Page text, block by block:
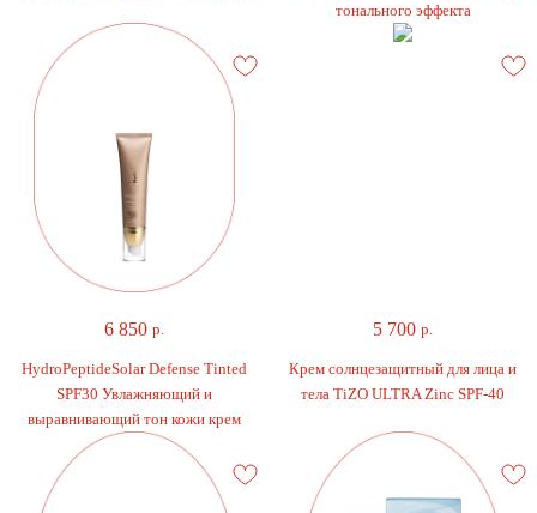
тонального эффекта
6 850 р.
HydroPeptideSolar Defense Tinted
SPF30 Увлажняющий и
выравнивающий тон кожи крем
5 700 р.
Крем солнцезащитный для лица и
тела TiZO ULTRA Zinc SPF-40